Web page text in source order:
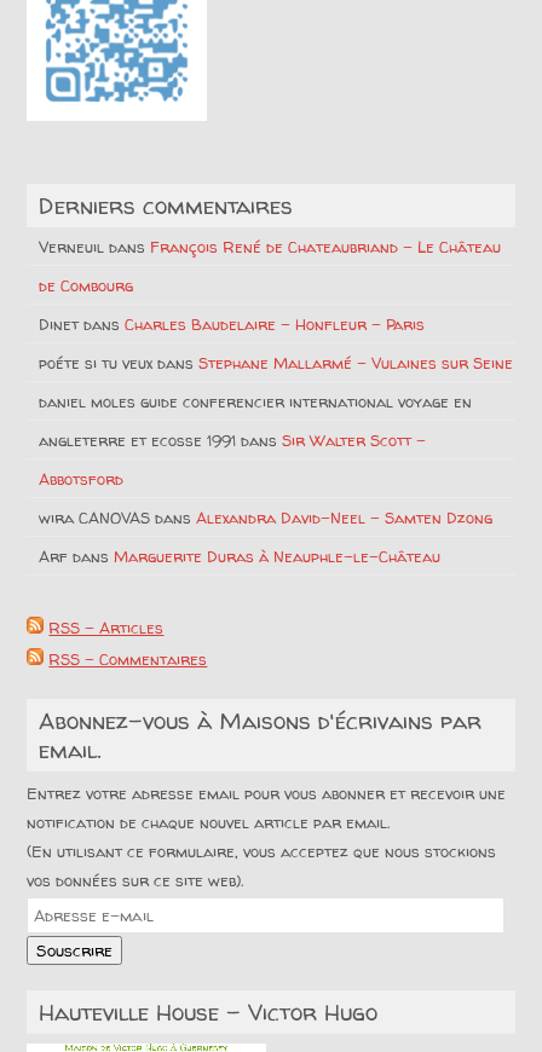
Derniers commentaires
Verneuil dans François René de Chateaubriand – Le Château
de Combourg
DinetdansCharles Baudelaire – Honfleur – Paris
poéte si tu veux dansStephane Mallarmé – Vulaines sur Seine
daniel moles guide conferencier international voyage en
angleterre et ecosse 1991 dansSir Walter Scott –
Abbotsford
wira CANOVAS dansAlexandra David-Neel – Samten Dzong
Arf dansMarguerite Duras à Neauphle-le-Château
RSS - Articles
RSS - Commentaires
Abonnez-vous à Maisons d'écrivains par
email.
Entrez votre adresse email pour vous abonner et recevoir une
notification de chaque nouvel article par email.
(En utilisant ce formulaire, vous acceptez que nous stockions
vos données sur ce site web).
Adresse
e-
mail
Souscrire
Hauteville House – Victor Hugo